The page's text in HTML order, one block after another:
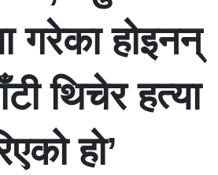
गरेका होइनन्
थिचेर हत्या
हो’